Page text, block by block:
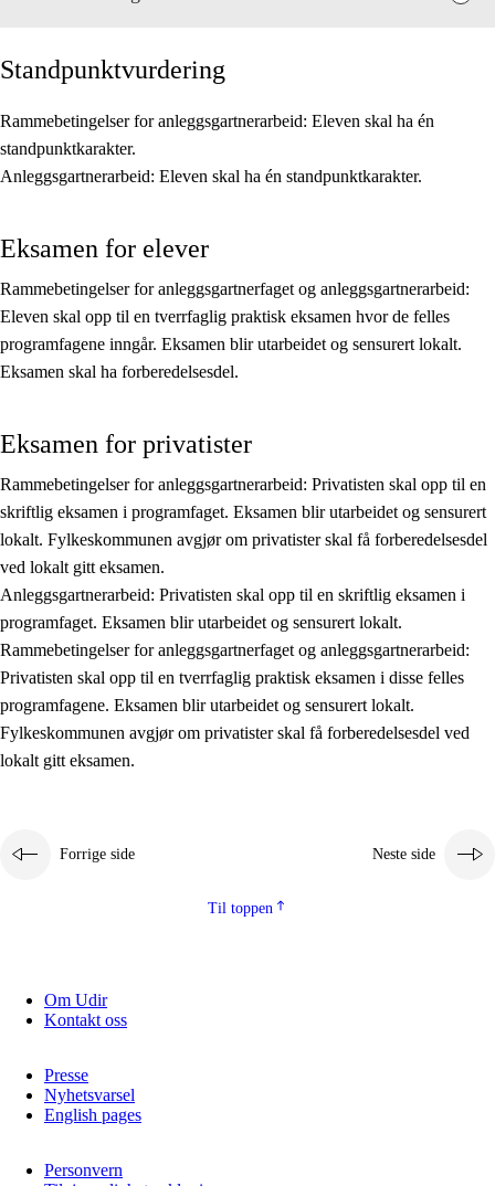
Fagets relevans og sentrale verdier
Tverrfaglige temaer
Grunnleggende ferdigheter
Standpunktvurdering
Rammebetingelser for anleggsgartnerarbeid: Eleven skal ha én
standpunktkarakter.
Anleggsgartnerarbeid: Eleven skal ha én standpunktkarakter.
Eksamen for elever
Rammebetingelser for anleggsgartnerfaget og anleggsgartnerarbeid:
Eleven skal opp til en tverrfaglig praktisk eksamen hvor de felles
programfagene inngår. Eksamen blir utarbeidet og sensurert lokalt.
Eksamen skal ha forberedelsesdel.
Eksamen for privatister
Rammebetingelser for anleggsgartnerarbeid: Privatisten skal opp til en
skriftlig eksamen i programfaget. Eksamen blir utarbeidet og sensurert
lokalt. Fylkeskommunen avgjør om privatister skal få forberedelsesdel
ved lokalt gitt eksamen.
Anleggsgartnerarbeid: Privatisten skal opp til en skriftlig eksamen i
programfaget. Eksamen blir utarbeidet og sensurert lokalt.
Rammebetingelser for anleggsgartnerfaget og anleggsgartnerarbeid:
Privatisten skal opp til en tverrfaglig praktisk eksamen i disse felles
programfagene. Eksamen blir utarbeidet og sensurert lokalt.
Fylkeskommunen avgjør om privatister skal få forberedelsesdel ved
lokalt gitt eksamen.
Forrige side Neste side
Til toppen
Om Udir
Kontakt oss
Presse
Nyhetsvarsel
English pages
Personvern